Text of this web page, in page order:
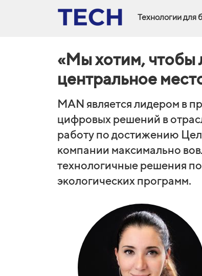
Технологии для
«Мы хотим, чтобы
центральное
MAN является лидером в
цифровых решений в
работу по достижению
компании максимально
технологичные решения
экологических программ.